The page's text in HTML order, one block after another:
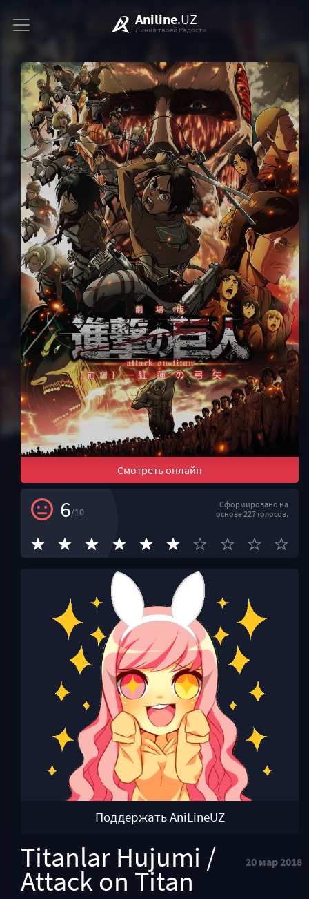
Aniline.UZ
Линия твоей Радости
Смотреть онлайн
6/10
Сформировано на
основе 227 голосов.
Поддержать AniLineUZ
20 мар 2018
Titanlar Hujumi /
Attack on Titan